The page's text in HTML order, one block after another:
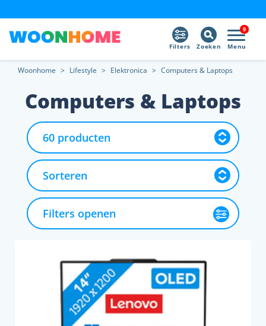
9
Menu
Zoeken
Filters
Woonhome > Lifestyle > Elektronica > Computers & Laptops
Computers & Laptops
Filters openen